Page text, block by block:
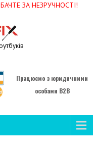
ЗА НЕЗРУЧНОСТІ!
Працюємо з юридичними
особами B2B